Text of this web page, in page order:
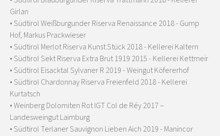
Girlan
• Südtirol Weißburgunder Riserva Renaissance 2018 - Gump
Hof, Markus Prackwieser
• Südtirol Merlot Riserva Kunst.Stück 2018 - Kellerei Kaltern
• Südtirol Sekt Riserva Extra Brut 1919 2015 - Kellerei Kettmeir
• Südtirol Eisacktal Sylvaner R 2019 - Weingut Köfererhof
• Südtirol Chardonnay Riserva Freienfeld 2018 - Kellerei
Kurtatsch
• Weinberg Dolomiten Rot IGT Col de Réy 2017 –
Landesweingut Laimburg
• Südtirol Terlaner Sauvignon Lieben Aich 2019 - Manincor